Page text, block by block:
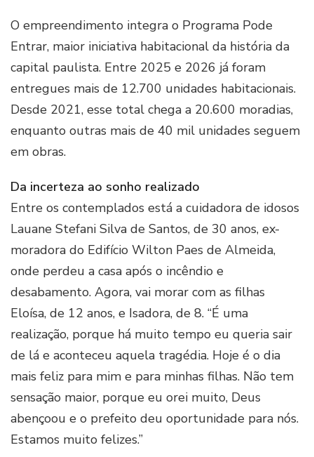
O empreendimento integra o Programa Pode
Entrar, maior iniciativa habitacional da história da
capital paulista. Entre 2025 e 2026 já foram
entregues mais de 12.700 unidades habitacionais.
Desde 2021, esse total chega a 20.600 moradias,
enquanto outras mais de 40 mil unidades seguem
em obras.
Da incerteza ao sonho realizado
Entre os contemplados está a cuidadora de idosos
Lauane Stefani Silva de Santos, de 30 anos, ex-
moradora do Edifício Wilton Paes de Almeida,
onde perdeu a casa após o incêndio e
desabamento. Agora, vai morar com as filhas
Eloísa, de 12 anos, e Isadora, de 8. “É uma
realização, porque há muito tempo eu queria sair
de lá e aconteceu aquela tragédia. Hoje é o dia
mais feliz para mim e para minhas filhas. Não tem
sensação maior, porque eu orei muito, Deus
abençoou e o prefeito deu oportunidade para nós.
Estamos muito felizes.”